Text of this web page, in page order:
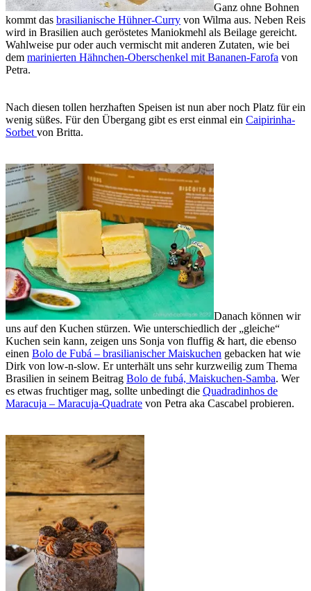
Ganz ohne Bohnen
kommt das brasilianische Hühner-Curry von Wilma aus. Neben Reis
wird in Brasilien auch geröstetes Maniokmehl als Beilage gereicht.
Wahlweise pur oder auch vermischt mit anderen Zutaten, wie bei
dem marinierten Hähnchen-Oberschenkel mit Bananen-Farofa von
Petra.
Nach diesen tollen herzhaften Speisen ist nun aber noch Platz für ein
wenig süßes. Für den Übergang gibt es erst einmal ein Caipirinha-
Sorbet von Britta.
Danach können wir
uns auf den Kuchen stürzen. Wie unterschiedlich der „gleiche“
Kuchen sein kann, zeigen uns Sonja von fluffig & hart, die ebenso
einen Bolo de Fubá – brasilianischer Maiskuchen gebacken hat wie
Dirk von low-n-slow. Er unterhält uns sehr kurzweilig zum Thema
Brasilien in seinem Beitrag Bolo de fubá, Maiskuchen-Samba. Wer
es etwas fruchtiger mag, sollte unbedingt die Quadradinhos de
Maracuja – Maracuja-Quadrate von Petra aka Cascabel probieren.